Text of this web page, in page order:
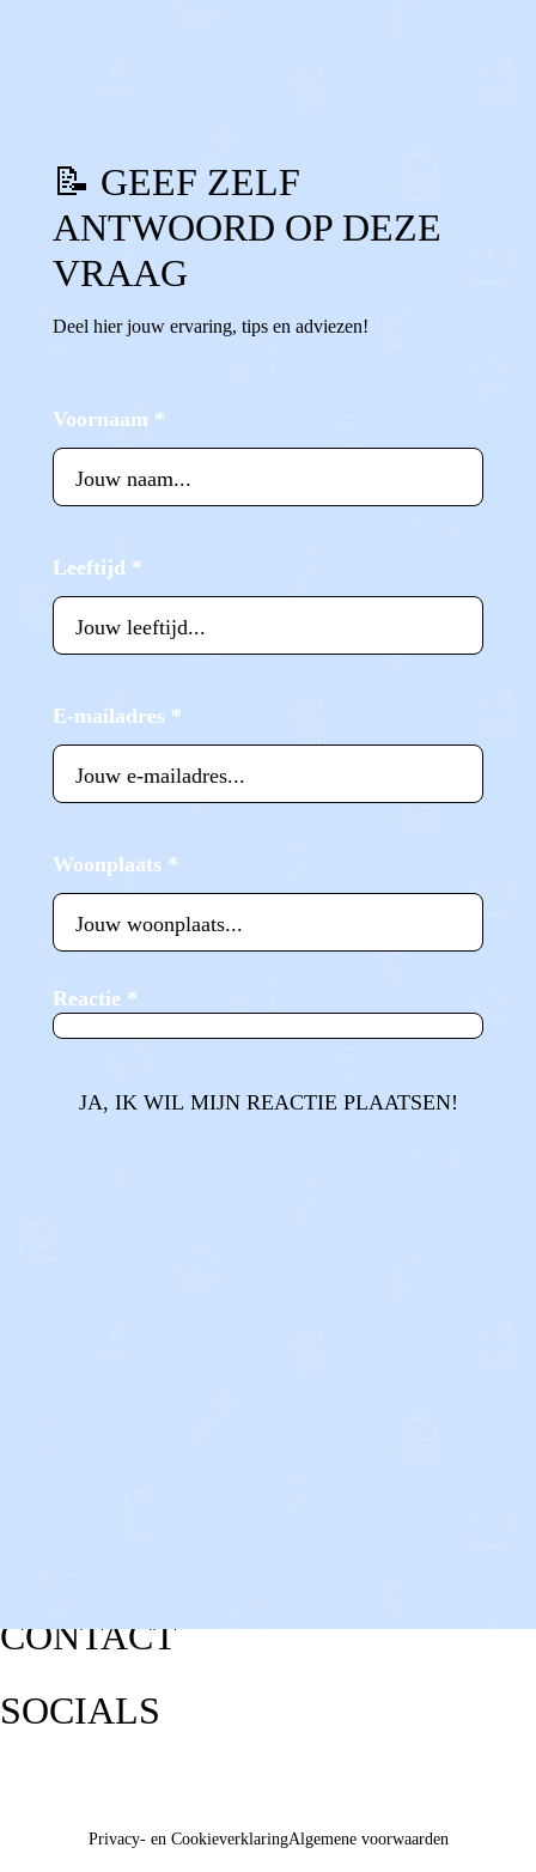
📝 GEEF ZELF
ANTWOORD OP DEZE
VRAAG
Deel hier jouw ervaring, tips en adviezen!
Voornaam *
Leeftijd *
E-mailadres *
Woonplaats *
Reactie *
JA, IK WIL MIJN REACTIE PLAATSEN!
CONTACT
SOCIALS
Privacy- en CookieverklaringAlgemene voorwaarden